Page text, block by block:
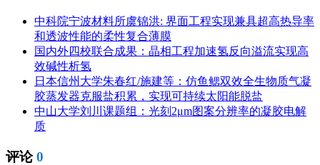
中科院宁波材料所虞锦洪: 界面工程实现兼具超高热导率
和透波性能的柔性复合薄膜
国内外四校联合成果：晶相工程加速氢反向溢流实现高
效碱性析氢
日本信州大学朱春红/施建等：仿鱼鳃双效全生物质气凝
胶蒸发器克服盐积累，实现可持续太阳能脱盐
中山大学刘川课题组：光刻2μm图案分辨率的凝胶电解
质
评论0